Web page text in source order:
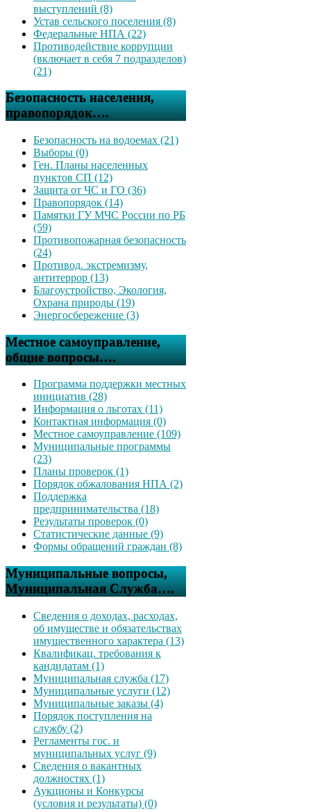
выступлений (8)
Устав сельского поселения (8)
Федеральные НПА (22)
Противодействие коррупции
(включает в себя 7 подразделов)
(21)
Безопасность населения,
правопорядок….
Безопасность на водоемах (21)
Выборы (0)
Ген. Планы населенных
пунктов СП (12)
Защита от ЧС и ГО (36)
Правопорядок (14)
Памятки ГУ МЧС России по РБ
(59)
Противопожарная безопасность
(24)
Противод. экстремизму,
антитеррор (13)
Благоустройство, Экология,
Охрана природы (19)
Энергосбережение (3)
Местное самоуправление,
общие вопросы….
Программа поддержки местных
инициатив (28)
Информация о льготах (11)
Контактная информация (0)
Местное самоуправление (109)
Муниципальные программы
(23)
Планы проверок (1)
Порядок обжалования НПА (2)
Поддержка
предпринимательства (18)
Результаты проверок (0)
Статистические данные (9)
Формы обращений граждан (8)
Муниципальные вопросы,
Муниципальная Служба….
Сведения о доходах, расходах,
об имуществе и обязательствах
имущественного характера (13)
Квалификац. требования к
кандидатам (1)
Муниципальная служба (17)
Муниципальные услуги (12)
Муниципальные заказы (4)
Порядок поступления на
службу (2)
Регламенты гос. и
муниципальных услуг (9)
Сведения о вакантных
должностях (1)
Аукционы и Конкурсы
(условия и результаты) (0)